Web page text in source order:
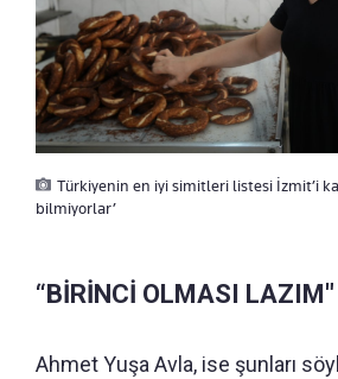
Türkiyenin en iyi simitleri listesi İzmit’i
bilmiyorlar’
“BİRİNCİ OLMASI LAZIM"
Ahmet Yuşa Avla, ise şunları